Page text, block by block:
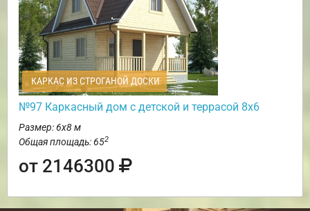
КАРКАС ИЗ СТРОГАНОЙ ДОСКИ
№97 Каркасный дом с детской и террасой 8х6
Размер: 6х8 м
Общая площадь: 652
от 2146300